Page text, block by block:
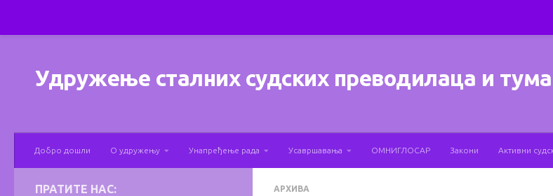
Удружење сталних судских преводилаца и
Добро дошли О удружењу Унапређење рада Усавршавања ОМНИГЛОСАР Закони Активни
АРХИВА
ПРАТИТЕ НАС: